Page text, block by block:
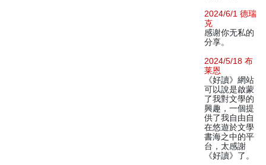
2024/6/1 德瑞
克
感谢你无私的
分享。
2024/5/18 布
莱恩
《好讀》網站
可以說是啟蒙
了我對文學的
興趣，一個提
供了我自由自
在悠遊於文學
書海之中的平
台，太感謝
《好讀》了。